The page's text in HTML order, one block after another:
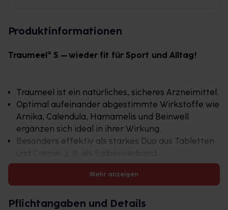
Produktinformationen
Traumeel® S – wieder fit für Sport und Alltag!
Traumeel ist ein natürliches, sicheres Arzneimittel.
Optimal aufeinander abgestimmte Wirkstoffe wie
Arnika, Calendula, Hamamelis und Beinwell
ergänzen sich ideal in ihrer Wirkung.
Besonders effektiv als starkes Duo aus Tabletten
Die verwendeten Arzneipflanzen von Heel werden
nachhaltig geerntet, unterliegen strengen
Traumeel sollte in keiner Hausapotheke fehlen.
Mehr anzeigen
Pflichtangaben und Details